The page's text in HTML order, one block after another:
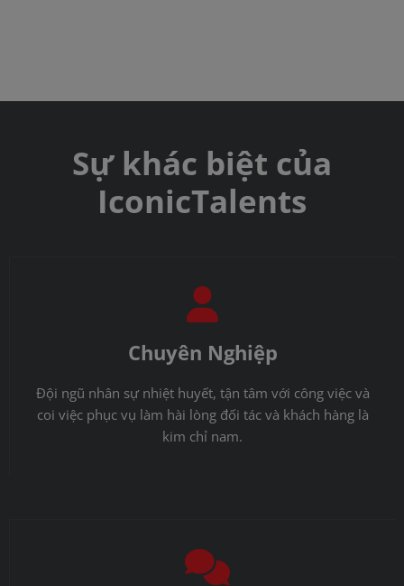
Sự khác biệt của
IconicTalents
Chuyên Nghiệp
Đội ngũ nhân sự nhiệt huyết, tận tâm với công việc và
coi việc phục vụ làm hài lòng đối tác và khách hàng là
kim chỉ nam.